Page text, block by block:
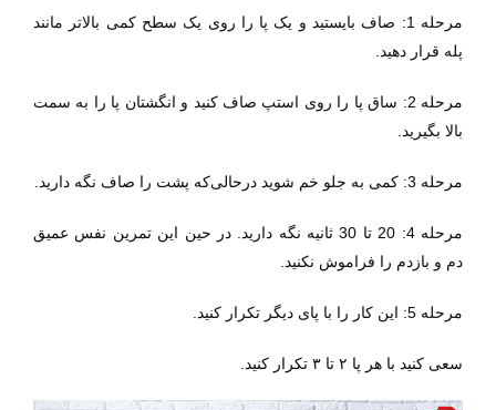
مرحله 1: صاف بایستید و یک پا را روی یک سطح کمی بالاتر مانند
پله قرار دهید.
مرحله 2: ساق پا را روی استپ صاف کنید و انگشتان پا را به سمت
بالا بگیرید.
مرحله 3: کمی به جلو خم شوید درحالی‌که پشت را صاف نگه دارید.
مرحله 4: 20 تا 30 ثانیه نگه دارید.
در حین این تمرین نفس عمیق
دم و بازدم را فراموش نکنید.
مرحله 5: این کار را با پای دیگر تکرار کنید.
سعی کنید با هر پا ۲ تا ۳ تکرار کنید.